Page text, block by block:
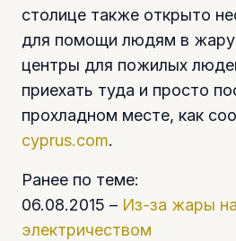
столице также открыто
для помощи людям в
центры для пожилых
приехать туда и просто
прохладном месте, как
cyprus.com.
Ранее по теме:
06.08.2015 – Из-за жары
электричеством